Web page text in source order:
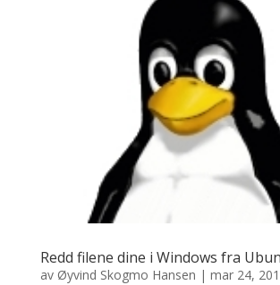
Redd filene dine i Windows fra
av Øyvind Skogmo Hansen | mar 24,